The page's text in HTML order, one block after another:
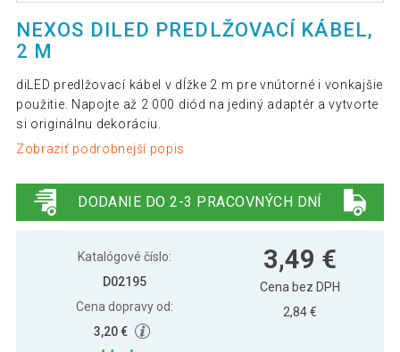
NEXOS DILED PREDLŽOVACÍ KÁBEL,
2 M
diLED predlžovací kábel v dĺžke 2 m pre vnútorné i vonkajšie
použitie. Napojte až 2 000 diód na jediný adaptér a vytvorte
si originálnu dekoráciu.
Zobraziť podrobnejší popis
DODANIE DO 2-3 PRACOVNÝCH DNÍ
Katalógové číslo:
D02195
Cena dopravy od:
3,20 €
3,49 €
Cena bez DPH
2,84 €